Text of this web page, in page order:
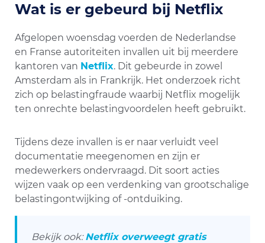
Wat is er gebeurd bij Netflix
Afgelopen woensdag voerden de Nederlandse
en Franse autoriteiten invallen uit bij meerdere
kantoren van Netflix. Dit gebeurde in zowel
Amsterdam als in Frankrijk. Het onderzoek richt
zich op belastingfraude waarbij Netflix mogelijk
ten onrechte belastingvoordelen heeft gebruikt.
Tijdens deze invallen is er naar verluidt veel
documentatie meegenomen en zijn er
medewerkers ondervraagd. Dit soort acties
wijzen vaak op een verdenking van grootschalige
belastingontwijking of -ontduiking.
Bekijk ook:Netflix overweegt gratis